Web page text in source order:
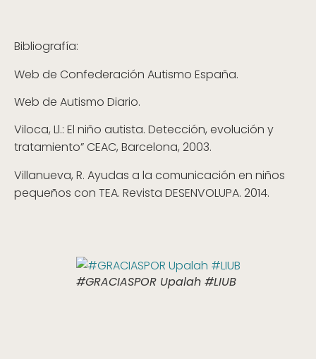
Bibliografía:
Web de Confederación Autismo España.
Web de Autismo Diario.
Viloca, Ll.: El niño autista. Detección, evolución y
tratamiento” CEAC, Barcelona, 2003.
Villanueva, R. Ayudas a la comunicación en niños
pequeños con TEA. Revista DESENVOLUPA. 2014.
#GRACIASPOR Upalah #LIUB